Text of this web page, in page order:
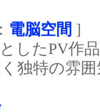
電脳空間 ]
したPV作
独特の雰